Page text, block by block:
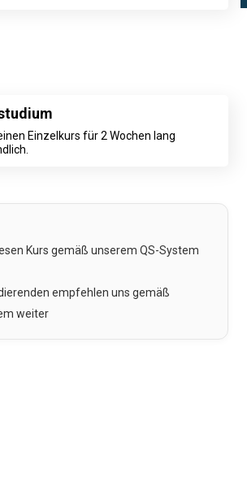
Einzelkurs für 2 Wochen lang
Kurs gemäß unserem QS-System
empfehlen uns gemäß
weiter